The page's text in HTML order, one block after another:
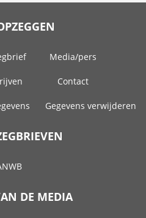
Media/pers
Contact
Gegevens verwijderen
DE MEDIA